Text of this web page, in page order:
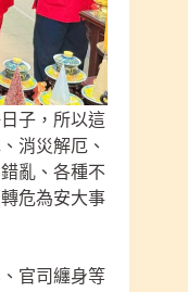
子，所以這
消災解厄、
亂、各種不
危為安大事
官司纏身等